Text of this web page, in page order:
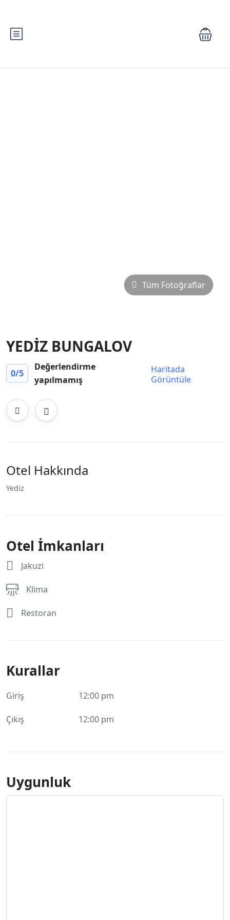
Tüm Fotoğraflar
YEDİZ BUNGALOV
0/5
Değerlendirme
yapılmamış
Haritada
Görüntüle
Otel Hakkında
Yediz
Otel İmkanları
Jakuzi
Klima
Restoran
Kurallar
Giriş 12:00 pm
Çıkış 12:00 pm
Uygunluk